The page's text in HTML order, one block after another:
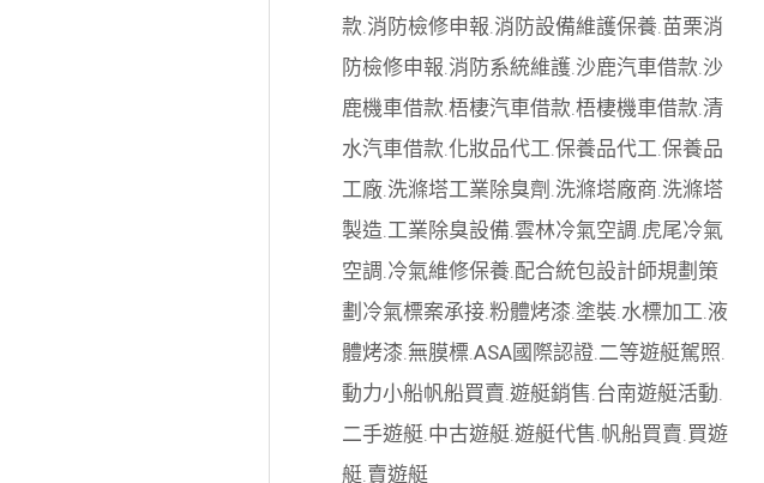
款.消防檢修申報.消防設備維護保養.苗栗消
防檢修申報.消防系統維護.沙鹿汽車借款.沙
鹿機車借款.梧棲汽車借款.梧棲機車借款.清
水汽車借款.化妝品代工.保養品代工.保養品
工廠.洗滌塔工業除臭劑 .洗滌塔廠商.洗滌塔
製造.工業除臭設備.雲林冷氣空調.虎尾冷氣
空調.冷氣維修保養.配合統包設計師規劃策
劃 冷氣標案承接.粉體烤漆.塗裝.水標加工.液
體烤漆.無膜標.ASA國際認證.二等遊艇駕照.
動力小船帆船買賣.遊艇銷售.台南遊艇活動.
二手遊艇.中古遊艇.遊艇代售.帆船買賣.買遊
艇.賣遊艇